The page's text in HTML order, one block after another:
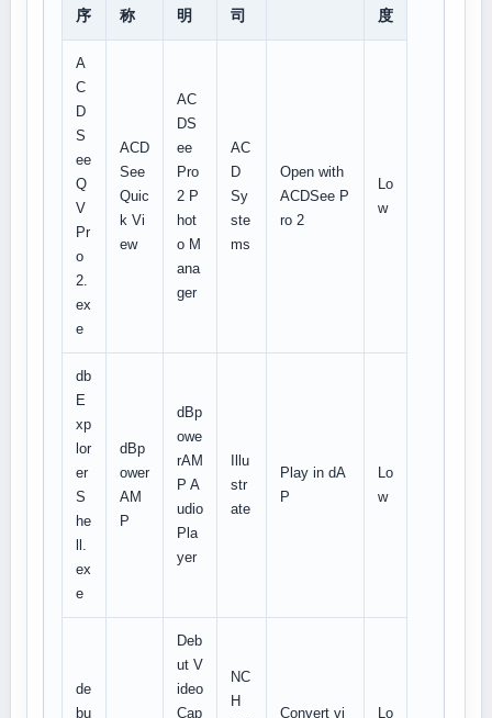
序
称
明
司
度
A
C
D
S
ee
Q
V
Pr
o
2.
ex
e
ACD
See
Quic
k Vi
ew
AC
DS
ee
Pro
2 P
hot
o M
ana
ger
AC
D
Sy
ste
ms
Open with
ACDSee P
ro 2
Lo
w
db
E
xp
lor
er
S
he
ll.
ex
e
dBp
ower
AM
P
dBp
owe
rAM
P A
udio
Pla
yer
Illu
str
ate
Play in dA
P
Lo
w
de
bu
Deb
ut V
ideo
Cap
NC
H
Convert vi
Lo